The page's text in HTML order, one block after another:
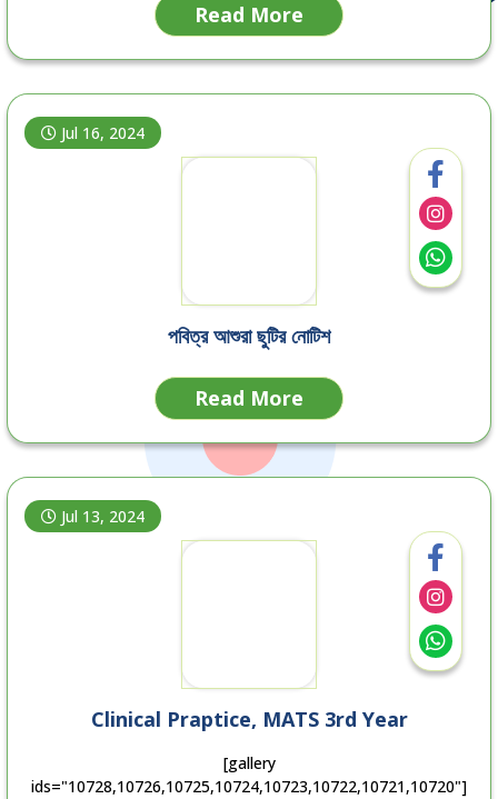
Read More
Jul 16, 2024
পবিত্র আশুরা ছুটির নোটিশ
Read More
Jul 13, 2024
Clinical Praptice, MATS 3rd Year
[gallery
ids="10728,10726,10725,10724,10723,10722,10721,10720"]